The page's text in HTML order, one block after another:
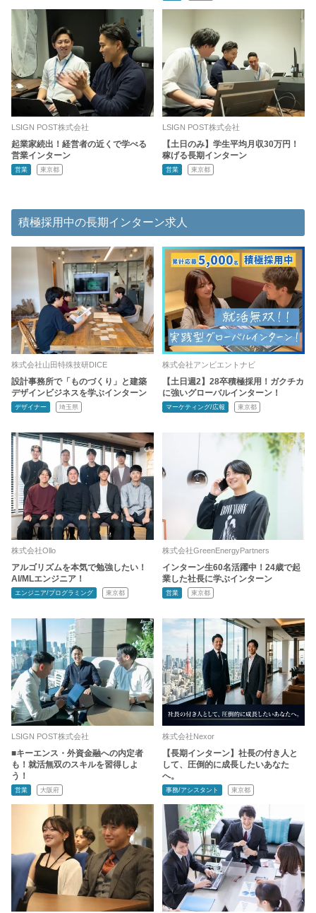
LSIGN POST株式会社
起業家続出！経営者の近くで学べる
営業インターン
営業 東京都
LSIGN POST株式会社
【土日のみ】学生平均月収30万円！
稼げる長期インターン
営業 東京都
積極採用中の長期インターン求人
株式会社山田特殊技研DICE
設計事務所で「ものづくり」と建築
デザインビジネスを学ぶインターン
デザイナー 埼玉県
株式会社アンビエントナビ
【土日週2】28卒積極採用！ガクチカ
に強いグローバルインターン！
マーケティング/広報 東京都
株式会社Ollo
アルゴリズムを本気で勉強したい！
AI/MLエンジニア！
エンジニア/プログラミング 東京都
株式会社GreenEnergyPartners
インターン生60名活躍中！24歳で起
業した社長に学ぶインターン
営業 東京都
LSIGN POST株式会社
■キーエンス・外資金融への内定者
も！就活無双のスキルを習得しよ
う！
営業 大阪府
株式会社Nexor
【長期インターン】社長の付き人と
して、圧倒的に成長したいあなた
へ。
事務/アシスタント 東京都